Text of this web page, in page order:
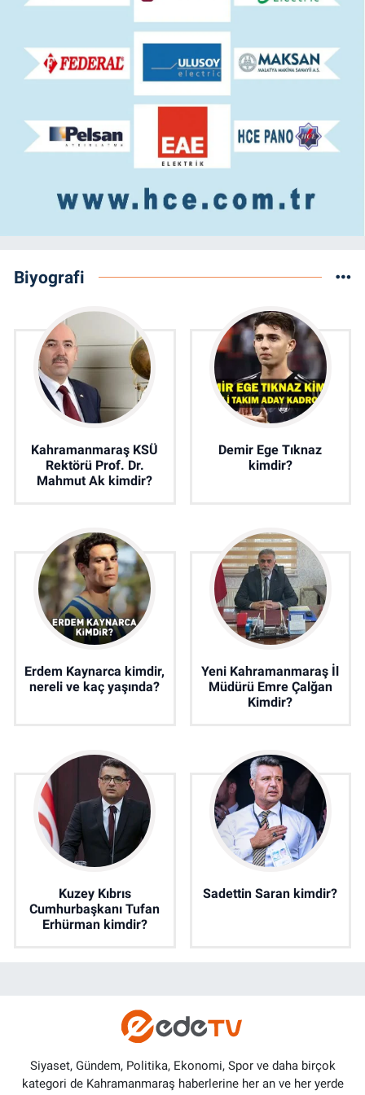
Biyografi
Kahramanmaraş KSÜ
Rektörü Prof. Dr.
Mahmut Ak kimdir?
Demir Ege Tıknaz
kimdir?
Erdem Kaynarca kimdir,
nereli ve kaç yaşında?
Yeni Kahramanmaraş İl
Müdürü Emre Çalğan
Kimdir?
Kuzey Kıbrıs
Cumhurbaşkanı Tufan
Erhürman kimdir?
Sadettin Saran kimdir?
Siyaset, Gündem, Politika, Ekonomi, Spor ve daha birçok
kategori de Kahramanmaraş haberlerine her an ve her yerde